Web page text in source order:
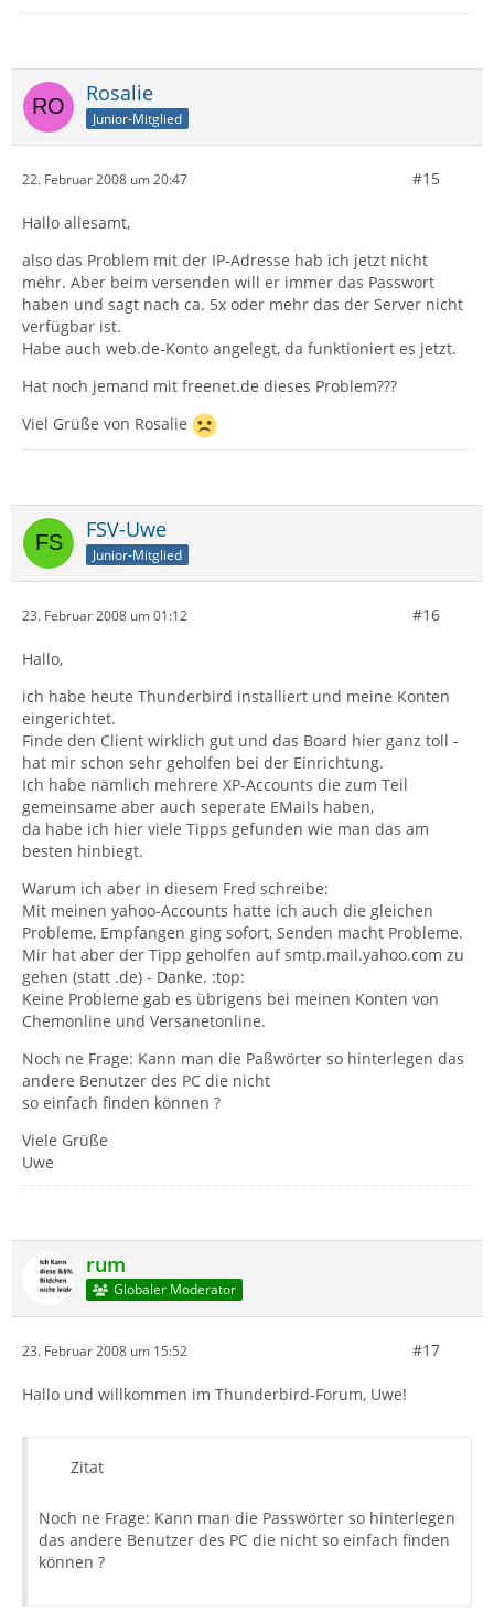
Rosalie
Junior-Mitglied
22. Februar 2008 um 20:47 #15
Hallo allesamt,
also das Problem mit der IP-Adresse hab ich jetzt nicht
mehr. Aber beim versenden will er immer das Passwort
haben und sagt nach ca. 5x oder mehr das der Server nicht
verfügbar ist.
Habe auch web.de-Konto angelegt, da funktioniert es jetzt.
Hat noch jemand mit freenet.de dieses Problem???
Viel Grüße von Rosalie
FSV-Uwe
Junior-Mitglied
23. Februar 2008 um 01:12 #16
Hallo,
ich habe heute Thunderbird installiert und meine Konten
eingerichtet.
Finde den Client wirklich gut und das Board hier ganz toll -
hat mir schon sehr geholfen bei der Einrichtung.
Ich habe nämlich mehrere XP-Accounts die zum Teil
gemeinsame aber auch seperate EMails haben,
da habe ich hier viele Tipps gefunden wie man das am
besten hinbiegt.
Warum ich aber in diesem Fred schreibe:
Mit meinen yahoo-Accounts hatte ich auch die gleichen
Probleme, Empfangen ging sofort, Senden macht Probleme.
Mir hat aber der Tipp geholfen auf smtp.mail.yahoo.com zu
gehen (statt .de) - Danke. :top:
Keine Probleme gab es übrigens bei meinen Konten von
Chemonline und Versanetonline.
Noch ne Frage: Kann man die Paßwörter so hinterlegen das
andere Benutzer des PC die nicht
so einfach finden können ?
Viele Grüße
Uwe
rum
Globaler Moderator
23. Februar 2008 um 15:52 #17
Hallo und willkommen im Thunderbird-Forum, Uwe!
Zitat
Noch ne Frage: Kann man die Passwörter so hinterlegen
das andere Benutzer des PC die nicht so einfach finden
können ?